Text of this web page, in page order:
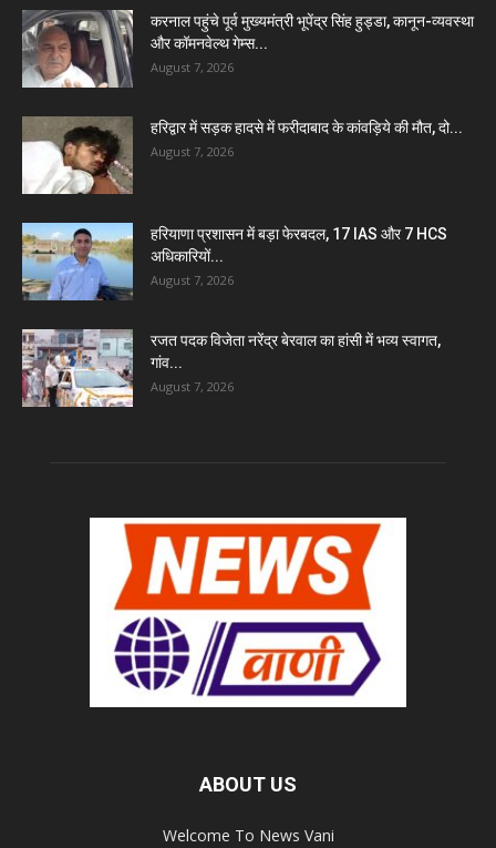
करनाल पहुंचे पूर्व मुख्यमंत्री भूपेंद्र सिंह हुड्डा, कानून-व्यवस्था
और कॉमनवेल्थ गेम्स...
August 7, 2026
हरिद्वार में सड़क हादसे में फरीदाबाद के कांवड़िये की मौत, दो...
August 7, 2026
हरियाणा प्रशासन में बड़ा फेरबदल, 17 IAS और 7 HCS
अधिकारियों...
August 7, 2026
रजत पदक विजेता नरेंद्र बेरवाल का हांसी में भव्य स्वागत,
गांव...
August 7, 2026
ABOUT US
Welcome To News Vani